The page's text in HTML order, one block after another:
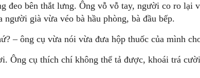
đeo bên thắt lưng. Ông vỗ vỗ tay, người co ro lại
già vừa véo bà hầu phòng, bà đầu bếp.
– ông cụ vừa nói vừa đưa hộp thuốc của mình
Ông cụ thích chí không thể tả được, khoái trá